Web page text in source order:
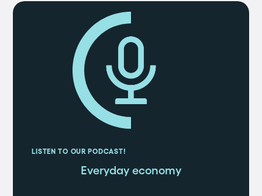
LISTEN TO OUR PODCAST!
Everyday economy